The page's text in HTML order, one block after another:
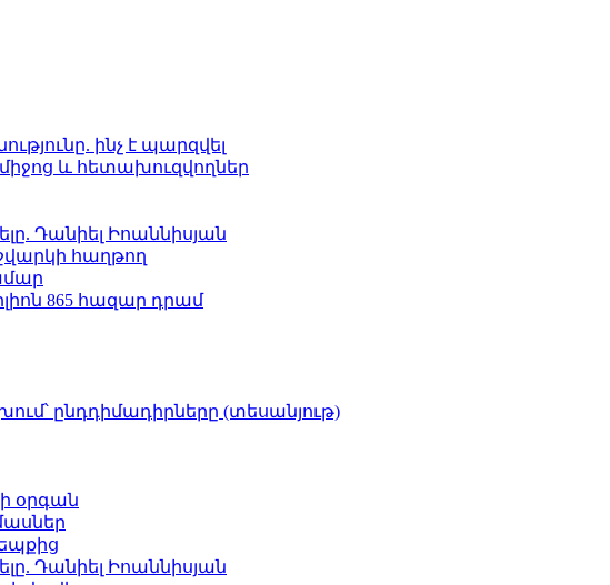
ինչ է պարզվել
և հետախուզվողներ
Դանիել Իոաննիսյան
հաղթող
865 հազար դրամ
ընդդիմադիրները (տեսանյութ)
օրգան
Դանիել Իոաննիսյան